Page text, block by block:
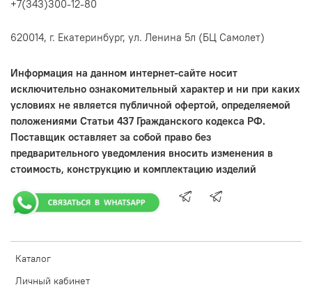
Каталог
Личный кабинет
+7(343)300-12-80
620014, г. Екатеринбург, ул. Ленина 5л (БЦ Самолет)
Информация на данном интернет-сайте носит
исключительно ознакомительный характер и ни при каких
условиях не является публичной офертой, определяемой
положениями Статьи 437 Гражданского кодекса РФ.
Поставщик оставляет за собой право без
предварительного уведомления вносить изменения в
стоимость, конструкцию и комплектацию изделий